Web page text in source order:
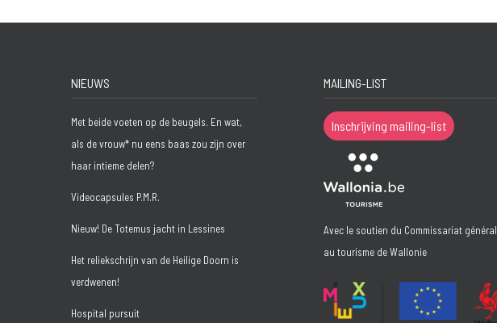
NIEUWS
Met beide voeten op de beugels. En wat,
als de vrouw* nu eens baas zou zijn over
haar intieme delen?
Videocapsules P.M.R.
Nieuw! De Totemus jacht in Lessines
Het reliekschrijn van de Heilige Doorn is
verdwenen!
Hospital pursuit
MAILING-LIST
Inschrijving mailing-list
Avec le soutien du Commissariat général
au tourisme de Wallonie